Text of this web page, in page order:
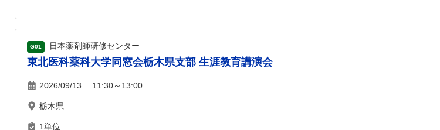
G01 日本薬剤師研修センター
東北医科薬科大学同窓会栃木県支部 生涯教育講演会
2026/09/13 11:30～13:00
栃木県
1単位